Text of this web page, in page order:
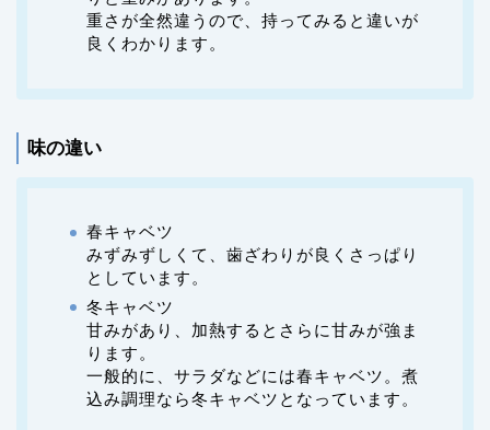
重さが全然違うので、持ってみると違いが
良くわかります。
味の違い
春キャベツ
みずみずしくて、歯ざわりが良くさっぱり
としています。
冬キャベツ
甘みがあり、加熱するとさらに甘みが強ま
ります。
一般的に、サラダなどには春キャベツ。煮
込み調理なら冬キャベツとなっています。